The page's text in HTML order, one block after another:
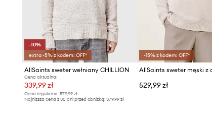
-10%
extra -5% z kodem: OFF*
AllSaints sweter wełniany CHILLION
Cena aktualna:
339,99 zł
Cena regularna: 579,99 zł
Najniższa cena z 30 dni przed obniżką: 379,99 zł
-15% z kodem: OFF*
529,99 zł